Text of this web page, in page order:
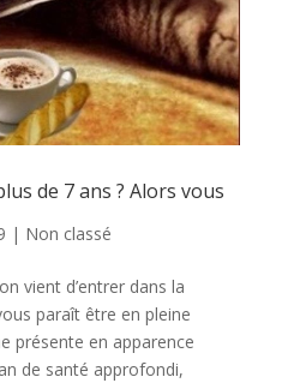
de 7 ans ? Alors vous
| Non classé
vient d’entrer dans la
paraît être en pleine
présente en apparence
de santé approfondi,